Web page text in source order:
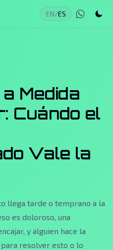
EN/ES
Medida
Cuándo el
Vale la
llega tarde o temprano a la
es doloroso, una
y alguien hace la
resolver esto o lo